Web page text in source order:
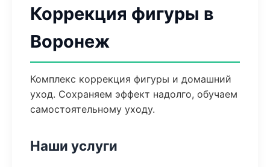
Коррекция фигуры в
Воронеж
Комплекс коррекция фигуры и домашний
уход. Сохраняем эффект надолго, обучаем
самостоятельному уходу.
Наши услуги